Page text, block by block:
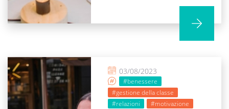
03/08/2023
#benessere
#gestione della classe
#relazioni
#motivazione